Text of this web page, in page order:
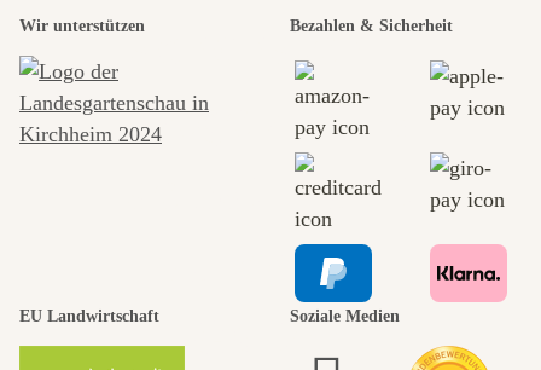
schönsten
Wege zu uns
selbst führt
durch den
Garten
Wir unterstützen Bezahlen & Sicherheit
EU Landwirtschaft Soziale Medien